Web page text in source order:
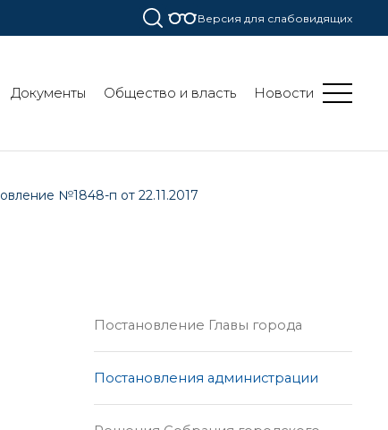
Версия для слабовидящих
Документы Общество и власть Новости
№1848-п от 22.11.2017
Постановление Главы города
Постановления администрации